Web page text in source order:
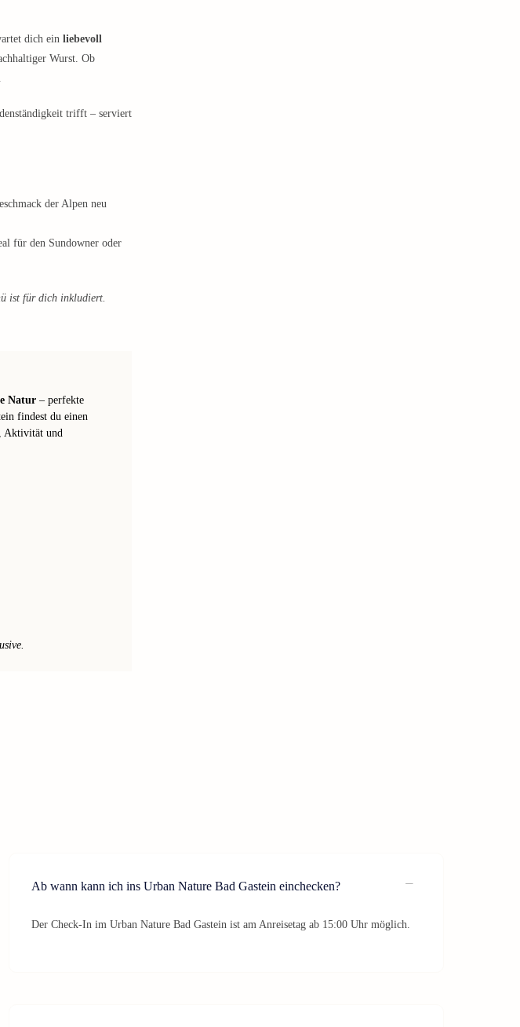
dich ein liebevoll
Wurst. Ob
trifft – serviert
der Alpen neu
für den Sundowner oder
ist für dich inkludiert.
Natur – perfekte
findest du einen
Aktivität und
Ab wann kann ich ins Urban Nature Bad Gastein einchecken?
Der Check-In im Urban Nature Bad Gastein ist am Anreisetag ab 15:00 Uhr möglich.